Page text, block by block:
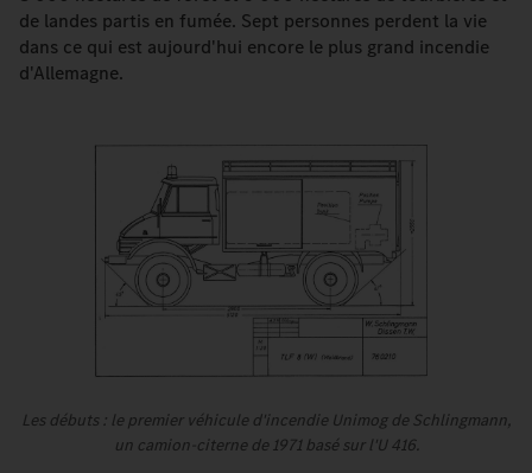
de landes partis en fumée. Sept personnes perdent la vie
dans ce qui est aujourd'hui encore le plus grand incendie
d'Allemagne.
Les débuts : le premier véhicule d'incendie Unimog de Schlingmann,
un camion-citerne de 1971 basé sur l'U 416.